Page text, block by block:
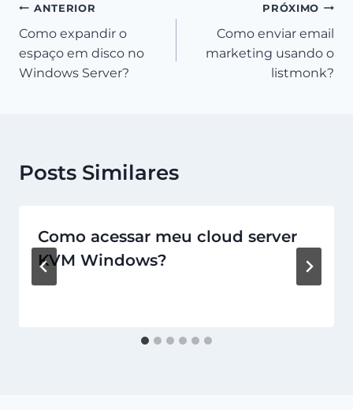
Navegação
de
Post
ANTERIOR
Como expandir o
espaço em disco no
Windows Server?
PRÓXIMO
Como enviar email
marketing usando o
listmonk?
Posts Similares
Como acessar meu cloud server
KVM Windows?